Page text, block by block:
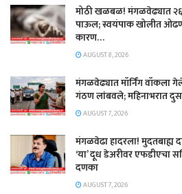
मोठी खळबळ! मंगळवेढ्यात २६
पाऊल; स्वयंपाक खोलीत
कारण…
AUGUST 8, 2026
मंगळवेढ्यात मॉर्निंग वॉकला
गंठण लांबवले; महिनाभरात
AUGUST 7, 2026
​मंगळवेढा हादरला! मुदतबाह्य
‘या’ दूध डेअरीवर एफडीएचा
दणका
AUGUST 7, 2026